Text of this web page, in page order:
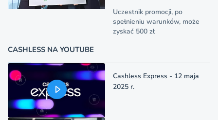
Uczestnik promocji, po
spełnieniu warunków, może
zyskać 500 zł
CASHLESS NA YOUTUBE
Cashless Express - 12 maja
2025 r.